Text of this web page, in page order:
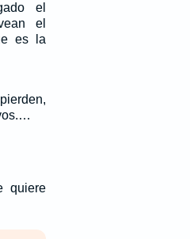
el
el
es la
quiere